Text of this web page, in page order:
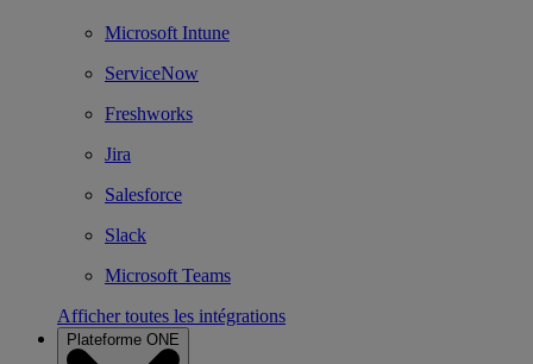
Microsoft Intune
ServiceNow
Freshworks
Jira
Salesforce
Slack
Microsoft Teams
Afficher toutes les intégrations
Plateforme ONE